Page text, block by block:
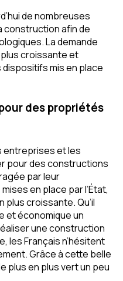
de nombreuses
construction afin de
La demande
croissante et
mis en place
des propriétés
entreprises et les
pour des constructions
par leur
en place par l’État,
plus croissante. Qu’il
et économique un
une construction
les Français n’hésitent
Grâce à cette belle
plus en plus vert un peu